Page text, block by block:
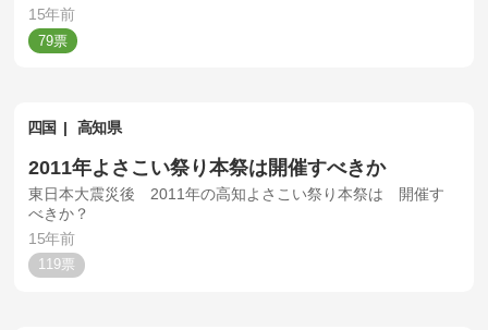
15年前
79
四国 高知県
2011年よさこい祭り本祭は開催すべきか
東日本大震災後 2011年の高知よさこい祭り本祭は 開催す
べきか？
15年前
119